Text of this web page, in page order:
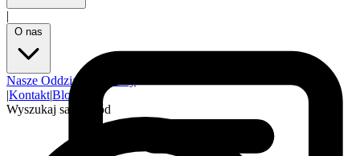
|
Nasze Oddziały
|Kontakt|Blog
Wyszukaj samochód